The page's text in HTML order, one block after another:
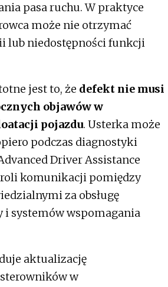
pasa ruchu. W praktyce
może nie otrzymać
lub niedostępności funkcji
jest to, że defekt nie musi
objawów w
pojazdu. Usterka może
podczas diagnostyki
Driver Assistance
komunikacji pomiędzy
za obsługę
systemów wspomagania
aktualizację
w